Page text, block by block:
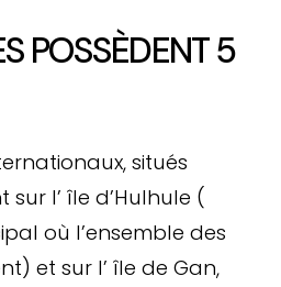
POSSÈDENT 5
situés
l’ île d’Hulhule (
où l’ensemble des
et sur l’ île de Gan,